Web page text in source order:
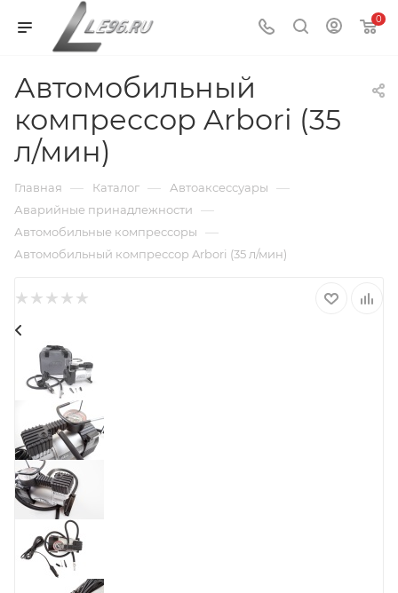
0
Автомобильный
компрессор Arbori (35
л/мин)
Главная — Каталог — Автоаксессуары —
Аварийные принадлежности —
Автомобильные компрессоры —
Автомобильный компрессор Arbori (35 л/мин)